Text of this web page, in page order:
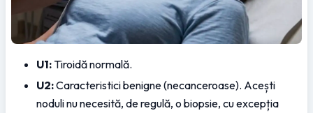
U1: Tiroidă normală.
U2: Caracteristici benigne (necanceroase). Acești
noduli nu necesită, de regulă, o biopsie, cu excepția